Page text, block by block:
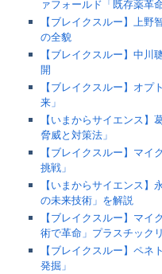
ァフォールド「既存薬革
【ブレイクスルー】上野
の全貌
【ブレイクスルー】中川
開
【ブレイクスルー】オプ
来」
【いまからサイエンス
脅威と対策法」
【ブレイクスルー】マ
挑戦」
【いまからサイエンス
の未来技術」を解説
【ブレイクスルー】マ
術で革命」プラスチック
【ブレイクスルー】ペ
発掘」